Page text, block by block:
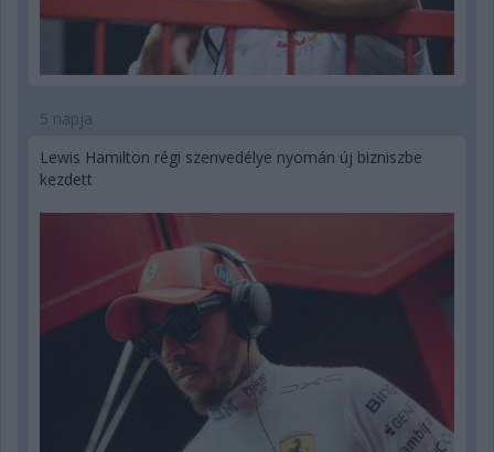
5 napja
Lewis Hamilton régi szenvedélye nyomán új bizniszbe
kezdett